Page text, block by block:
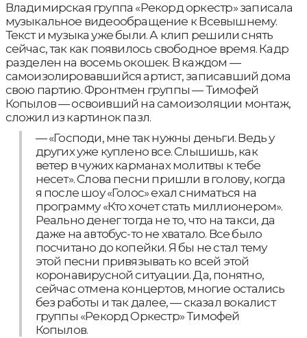
Владимирская группа «Рекорд оркестр» записала
музыкальное видеообращение к Всевышнему.
Текст и музыка уже были. А клип решили снять
сейчас, так как появилось свободное время. Кадр
разделен на восемь окошек. В каждом —
самоизолировавшийся артист, записавший дома
свою партию. Фронтмен группы — Тимофей
Копылов — освоивший на самоизоляции монтаж,
сложил из картинок пазл.
— «Господи, мне так нужны деньги. Ведь у
других уже куплено все. Слышишь, как
ветер в чужих карманах молитвы к тебе
несет». Слова песни пришли в голову, когда
я после шоу «Голос» ехал сниматься на
программу «Кто хочет стать миллионером».
Реально денег тогда не то, что на такси, да
даже на автобус-то не хватало. Все было
посчитано до копейки. Я бы не стал тему
этой песни привязывать ко всей этой
коронавирусной ситуации. Да, понятно,
сейчас отмена концертов, многие остались
без работы и так далее, — сказал вокалист
группы «Рекорд Оркестр» Тимофей
Копылов.